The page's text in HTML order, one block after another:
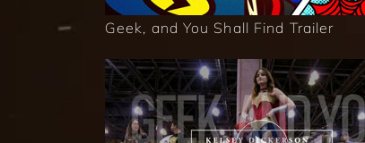
Geek, and You Shall Find Trailer